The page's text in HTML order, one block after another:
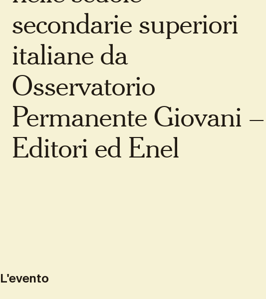
secondarie superiori
italiane da
Osservatorio
Permanente Giovani –
Editori ed Enel
L'evento